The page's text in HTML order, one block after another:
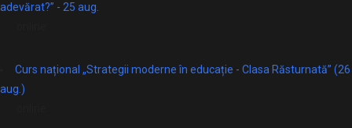
adevărat?” - 25 aug.
Curs național „Strategii moderne în educație - Clasa Răsturnată” (26
aug.)